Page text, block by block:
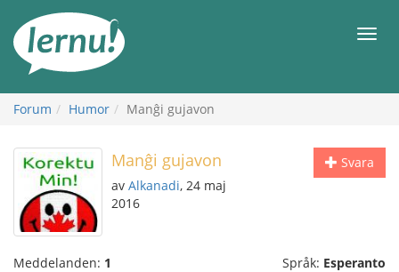
sidans
innehåll
Meny
Forum Humor Manĝi gujavon
Svara
Manĝi gujavon
av Alkanadi, 24 maj
2016
Meddelanden: 1 Språk: Esperanto